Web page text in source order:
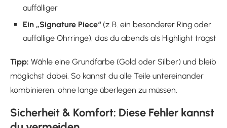
auffälliger
Ein „Signature Piece“ (z. B. ein besonderer Ring oder
auffällige Ohrringe), das du abends als Highlight trägst
Tipp: Wähle eine Grundfarbe (Gold oder Silber) und bleib
möglichst dabei. So kannst du alle Teile untereinander
kombinieren, ohne lange überlegen zu müssen.
Sicherheit & Komfort: Diese Fehler kannst